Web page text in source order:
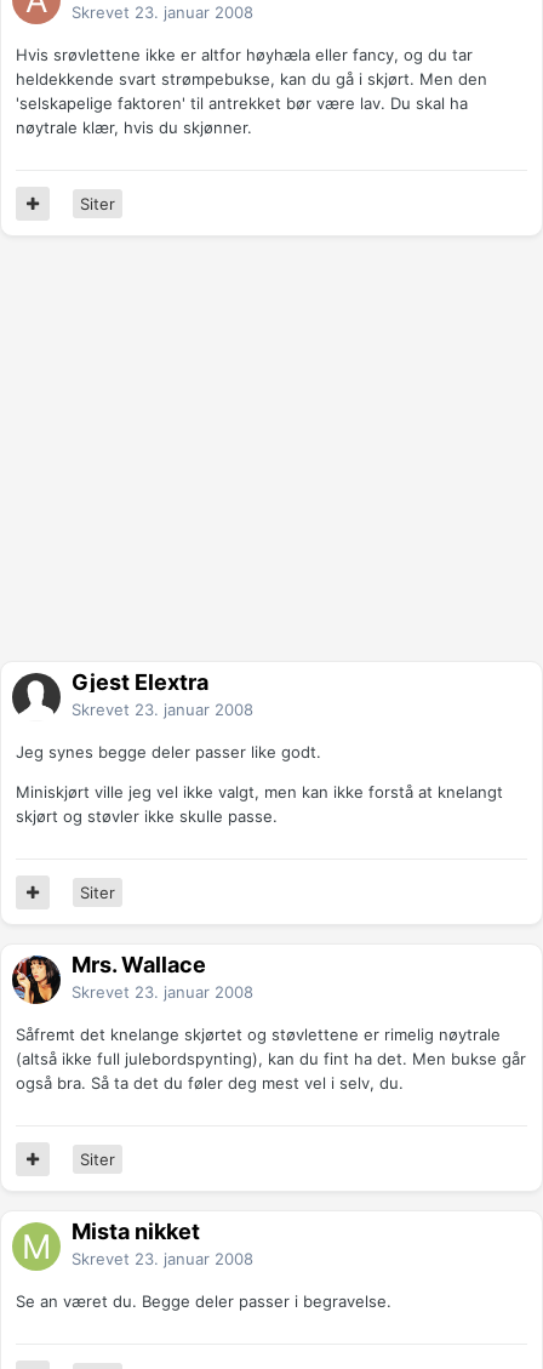
Skrevet 23. januar 2008
Hvis srøvlettene ikke er altfor høyhæla eller fancy, og du tar
heldekkende svart strømpebukse, kan du gå i skjørt. Men den
'selskapelige faktoren' til antrekket bør være lav. Du skal ha
nøytrale klær, hvis du skjønner.
Siter
Gjest Elextra
Skrevet 23. januar 2008
Jeg synes begge deler passer like godt.
Miniskjørt ville jeg vel ikke valgt, men kan ikke forstå at knelangt
skjørt og støvler ikke skulle passe.
Siter
Mrs. Wallace
Skrevet 23. januar 2008
Såfremt det knelange skjørtet og støvlettene er rimelig nøytrale
(altså ikke full julebordspynting), kan du fint ha det. Men bukse går
også bra. Så ta det du føler deg mest vel i selv, du.
Siter
Mista nikket
Skrevet 23. januar 2008
Se an været du. Begge deler passer i begravelse.